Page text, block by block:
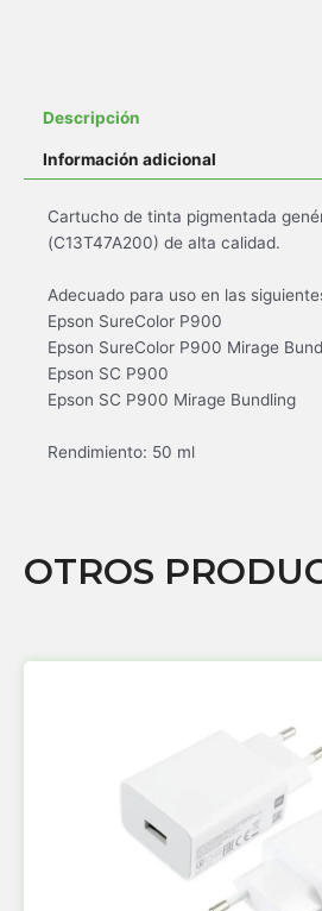
Descripción
Información adicional
Cartucho de tinta pigmentada
(C13T47A200) de alta calidad.
Adecuado para uso en las
Epson SureColor P900
Epson SureColor P900 Mirage
Epson SC P900
Epson SC P900 Mirage Bundling
Rendimiento: 50 ml
OTROS